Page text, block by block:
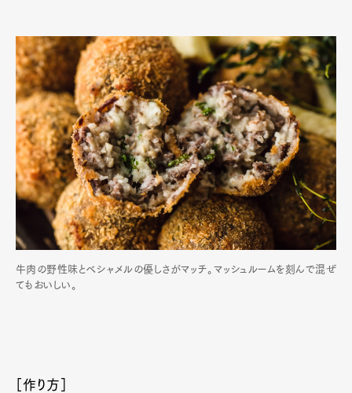
牛肉の野性味とベシャメルの優しさがマッチ。マッシュルームを刻んで混ぜ
てもおいしい。
［作り方］